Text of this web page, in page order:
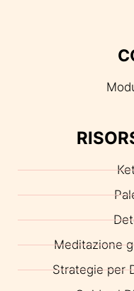
Meditazione
Strategie per